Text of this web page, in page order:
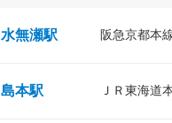
水無瀬駅 阪急京都本
島本駅 ＪＲ東海道